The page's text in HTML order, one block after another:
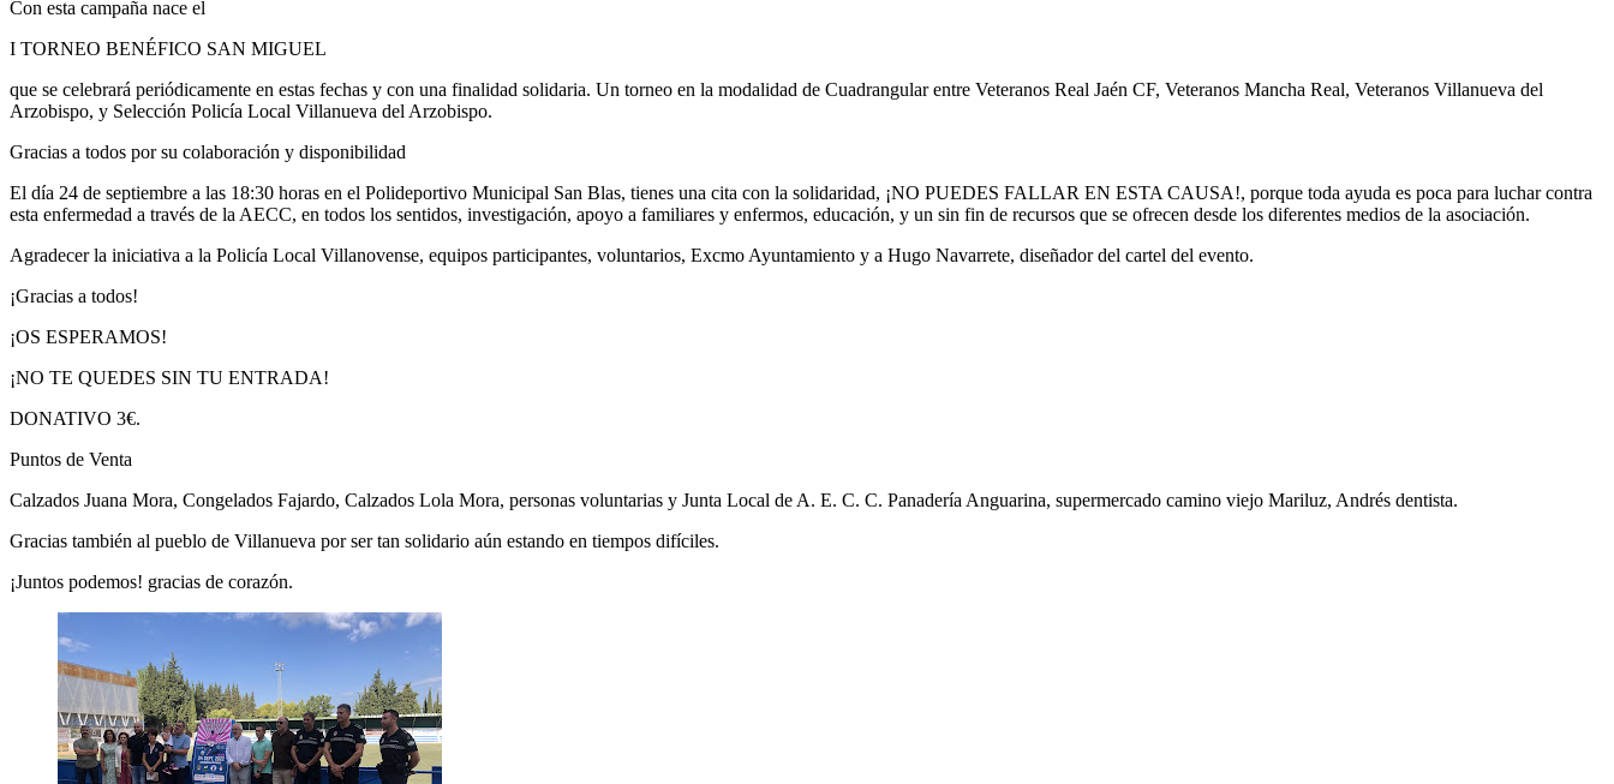
Con esta campaña nace el
I TORNEO BENÉFICO SAN MIGUEL
que se celebrará periódicamente en estas fechas y con una finalidad solidaria. Un torneo en la modalidad de Cuadrangular entre Veteranos Real Jaén CF, Veteranos Mancha Real, Veteranos Villanueva del
Arzobispo, y Selección Policía Local Villanueva del Arzobispo.
Gracias a todos por su colaboración y disponibilidad
El día 24 de septiembre a las 18:30 horas en el Polideportivo Municipal San Blas, tienes una cita con la solidaridad, ¡NO PUEDES FALLAR EN ESTA CAUSA!, porque toda ayuda es poca para luchar contra
esta enfermedad a través de la AECC, en todos los sentidos, investigación, apoyo a familiares y enfermos, educación, y un sin fin de recursos que se ofrecen desde los diferentes medios de la asociación.
Agradecer la iniciativa a la Policía Local Villanovense, equipos participantes, voluntarios, Excmo Ayuntamiento y a Hugo Navarrete, diseñador del cartel del evento.
¡Gracias a todos!
¡OS ESPERAMOS!
¡NO TE QUEDES SIN TU ENTRADA!
DONATIVO 3€.
Puntos de Venta
Calzados Juana Mora, Congelados Fajardo, Calzados Lola Mora, personas voluntarias y Junta Local de A. E. C. C. Panadería Anguarina, supermercado camino viejo Mariluz, Andrés dentista.
Gracias también al pueblo de Villanueva por ser tan solidario aún estando en tiempos difíciles.
¡Juntos podemos! gracias de corazón.